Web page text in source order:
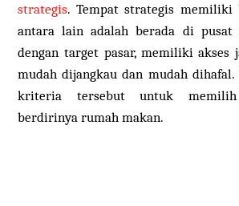
strategis. Tempat strategis memiliki
antara lain adalah berada di pusat
dengan target pasar, memiliki akses
mudah dijangkau dan mudah
kriteria tersebut untuk
berdirinya rumah makan.